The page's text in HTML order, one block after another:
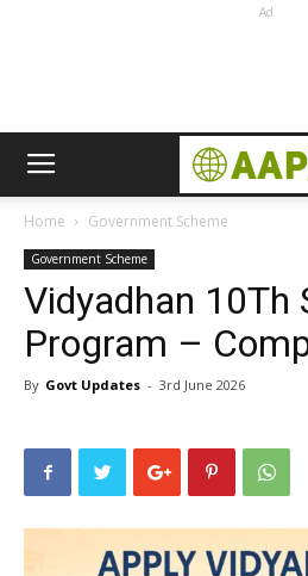
Ad
Home Government Scheme
Government Scheme
Vidyadhan 10Th
Program –
By Govt Updates - 3rd June 2026